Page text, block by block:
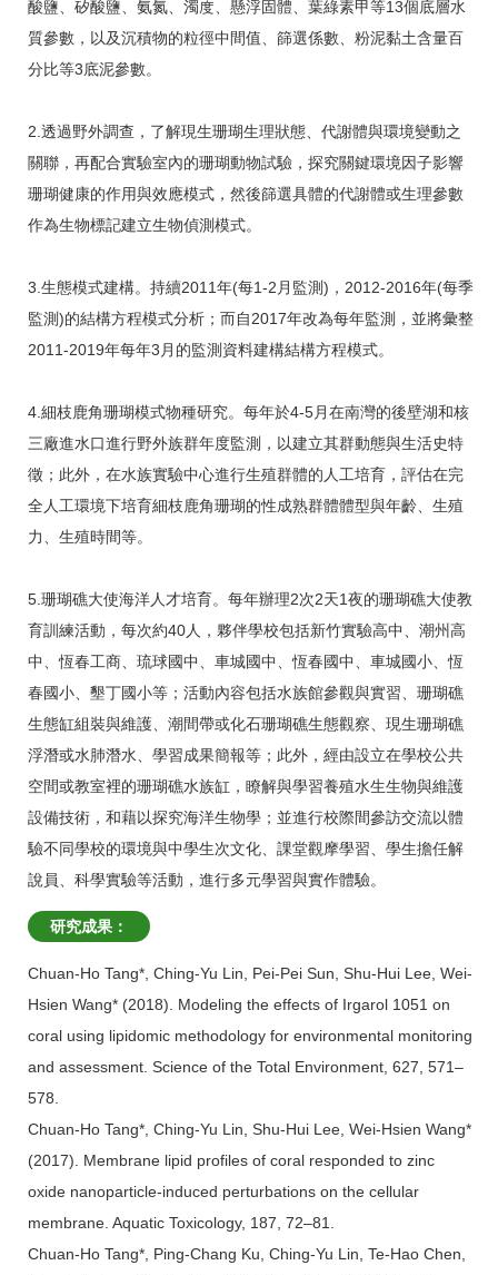
酸鹽、矽酸鹽、氨氮、濁度、懸浮固體、葉綠素甲等13個底層水
質參數，以及沉積物的粒徑中間值、篩選係數、粉泥黏土含量百
分比等3底泥參數。
2.透過野外調查，了解現生珊瑚生理狀態、代謝體與環境變動之
關聯，再配合實驗室內的珊瑚動物試驗，探究關鍵環境因子影響
珊瑚健康的作用與效應模式，然後篩選具體的代謝體或生理參數
作為生物標記建立生物偵測模式。
3.生態模式建構。持續2011年(每1-2月監測)，2012-2016年(每季
監測)的結構方程模式分析；而自2017年改為每年監測，並將彙整
2011-2019年每年3月的監測資料建構結構方程模式。
4.細枝鹿角珊瑚模式物種研究。每年於4-5月在南灣的後壁湖和核
三廠進水口進行野外族群年度監測，以建立其群動態與生活史特
徵；此外，在水族實驗中心進行生殖群體的人工培育，評估在完
全人工環境下培育細枝鹿角珊瑚的性成熟群體體型與年齡、生殖
力、生殖時間等。
5.珊瑚礁大使海洋人才培育。每年辦理2次2天1夜的珊瑚礁大使教
育訓練活動，每次約40人，夥伴學校包括新竹實驗高中、潮州高
中、恆春工商、琉球國中、車城國中、恆春國中、車城國小、恆
春國小、墾丁國小等；活動內容包括水族館參觀與實習、珊瑚礁
生態缸組裝與維護、潮間帶或化石珊瑚礁生態觀察、現生珊瑚礁
浮潛或水肺潛水、學習成果簡報等；此外，經由設立在學校公共
空間或教室裡的珊瑚礁水族缸，瞭解與學習養殖水生生物與維護
設備技術，和藉以探究海洋生物學；並進行校際間參訪交流以體
驗不同學校的環境與中學生次文化、課堂觀摩學習、學生擔任解
說員、科學實驗等活動，進行多元學習與實作體驗。
研究成果：
Chuan-Ho Tang*, Ching-Yu Lin, Pei-Pei Sun, Shu-Hui Lee, Wei-
Hsien Wang* (2018). Modeling the effects of Irgarol 1051 on
coral using lipidomic methodology for environmental monitoring
and assessment. Science of the Total Environment, 627, 571–
578.
Chuan-Ho Tang*, Ching-Yu Lin, Shu-Hui Lee, Wei-Hsien Wang*
(2017). Membrane lipid profiles of coral responded to zinc
oxide nanoparticle-induced perturbations on the cellular
membrane. Aquatic Toxicology, 187, 72–81.
Chuan-Ho Tang*, Ping-Chang Ku, Ching-Yu Lin, Te-Hao Chen,